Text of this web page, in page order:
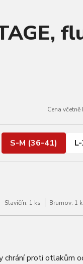
Cena včetně
S-M (36-41)
Slavičín: 1 ks Brumov: 1
chrání proti otlakům